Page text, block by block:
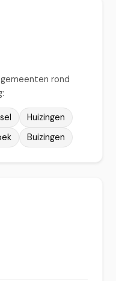
rond
Huizingen
Buizingen